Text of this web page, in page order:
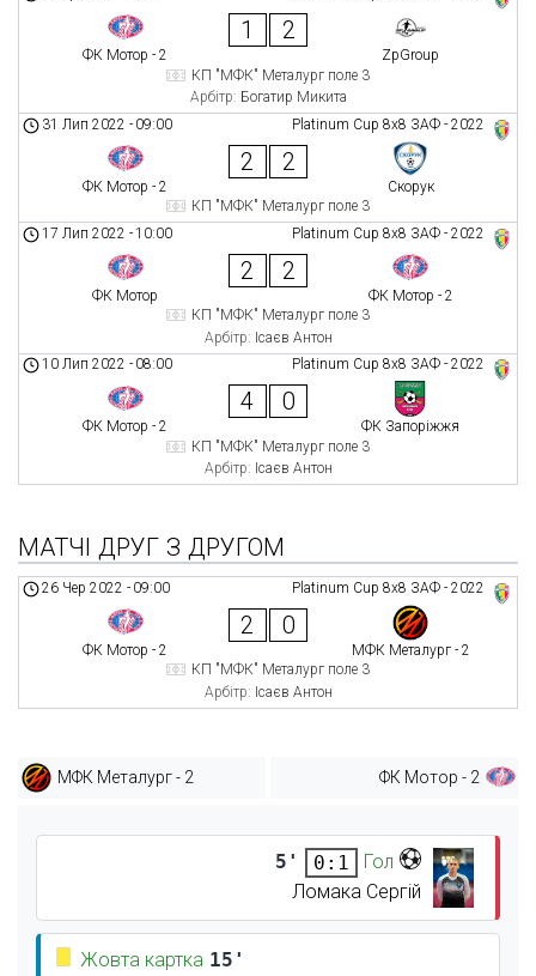
ФК Мотор - 2
1 2
ZpGroup
КП "МФК" Металург поле 3
Арбітр: Богатир Микита
Platinum Cup 8х8 ЗАФ - 2022
31 Лип 2022 - 09:00
ФК Мотор - 2
2 2
Скорук
КП "МФК" Металург поле 3
Platinum Cup 8х8 ЗАФ - 2022
17 Лип 2022 -10:00
ФК Мотор
2 2
ФК Мотор - 2
КП "МФК" Металург поле 3
Арбітр: Ісаєв Антон
Platinum Cup 8х8 ЗАФ - 2022
10 Лип 2022 - 08:00
ФК Мотор - 2
4 0
ФК Запоріжжя
КП "МФК" Металург поле 3
Арбітр: Ісаєв Антон
МАТЧІ ДРУГ З ДРУГОМ
Platinum Cup 8х8 ЗАФ - 2022
26 Чер 2022 - 09:00
ФК Мотор - 2
2 0
МФК Металург - 2
КП "МФК" Металург поле 3
Арбітр: Ісаєв Антон
МФК Металург - 2 ФК Мотор - 2
5' 0:1
Гол
Ломака Сергій
Жовта картка 15'